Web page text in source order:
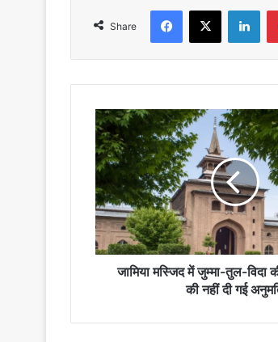
Share
Facebook
X
जामिया
मस्जिद
में
जुम्मा-
तुल-
विदा
की
सामूहिक
नमाज
गई
जामिया मस्जिद में जुम्मा-तुल-विदा
की नहीं दी गई